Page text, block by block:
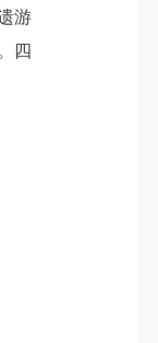
游
四